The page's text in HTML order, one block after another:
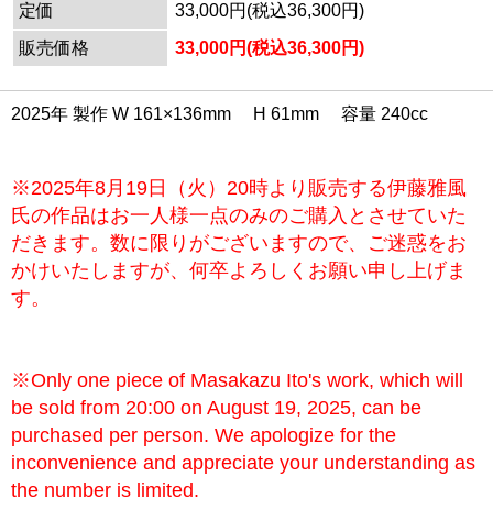
定価
33,000円(税込36,300円)
販売価格
33,000円(税込36,300円)
2025年 製作 W 161×136mm H 61mm 容量 240cc
※2025年8月19日（火）20時より販売する伊藤雅風
氏の作品はお一人様一点のみのご購入とさせていた
だきます。数に限りがございますので、ご迷惑をお
かけいたしますが、何卒よろしくお願い申し上げま
す。
※Only one piece of Masakazu Ito's work, which will
be sold from 20:00 on August 19, 2025, can be
purchased per person. We apologize for the
inconvenience and appreciate your understanding as
the number is limited.